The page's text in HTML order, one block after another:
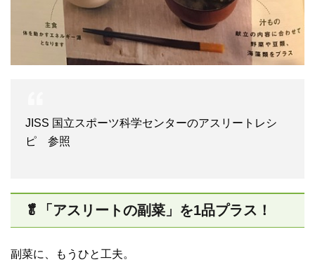
JISS 国立スポーツ科学センターのアスリートレシ
ピ 参照
🥬「アスリートの副菜」を1品プラス！
副菜に、もうひと工夫。